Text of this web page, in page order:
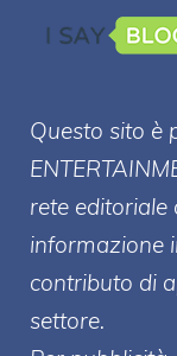
Questo sito è
ENTERT
rete editoriale
informazione
contributo di
settore.